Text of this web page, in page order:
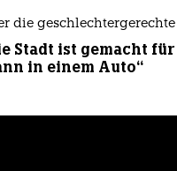
die geschlechtergerechte
Stadt ist gemacht
in einem Auto“